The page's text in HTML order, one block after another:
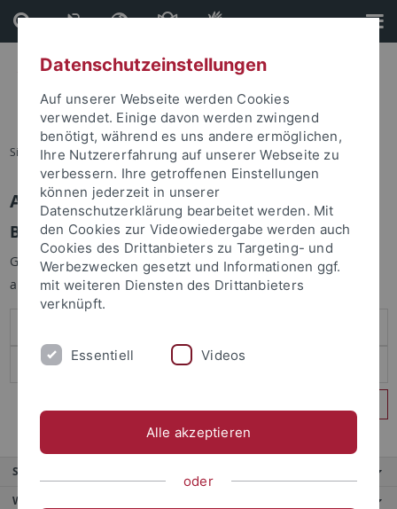
Direkt
zum
Inhalt
Direkt
zur
Fußleiste
Sie sind hier: Startseite
Anmelden
Benutzeranmeldung
Geben Sie Ihren Benutzernamen und Ihr Passwort an um sich
anzumelden:
Service
Weitere Angebote
Datenschutzeinstellungen
Auf unserer Webseite werden Cookies
verwendet. Einige davon werden zwingend
benötigt, während es uns andere ermöglichen,
Ihre Nutzererfahrung auf unserer Webseite zu
verbessern. Ihre getroffenen Einstellungen
können jederzeit in unserer
Datenschutzerklärung bearbeitet werden. Mit
den Cookies zur Videowiedergabe werden auch
Cookies des Drittanbieters zu Targeting- und
Werbezwecken gesetzt und Informationen ggf.
mit weiteren Diensten des Drittanbieters
verknüpft.
Essentiell Videos
Alle akzeptieren
oder